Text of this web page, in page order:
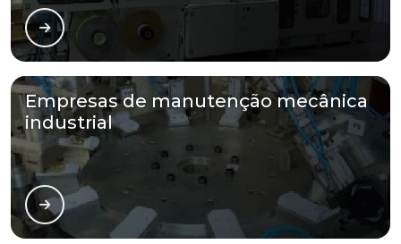
Empresas de manutenção mecânica
industrial